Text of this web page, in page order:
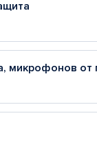
микрофонов от